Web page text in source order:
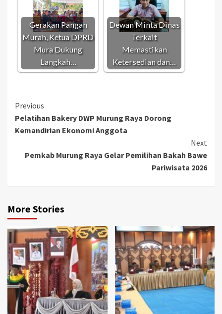
Gerakan Pangan
Murah, Ketua DPRD
Mura Dukung
Langkah…
Dewan Minta Dinas
Terkait
Memastikan
Ketersedian dan…
Continue
Reading
Previous
Pelatihan Bakery DWP Murung Raya Dorong
Kemandirian Ekonomi Anggota
Next
Pemkab Murung Raya Gelar Pemilihan Bakah Bawe
Pariwisata 2026
More Stories